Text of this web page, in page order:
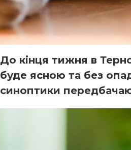
До кінця тижня в
буде ясною та без
синоптики